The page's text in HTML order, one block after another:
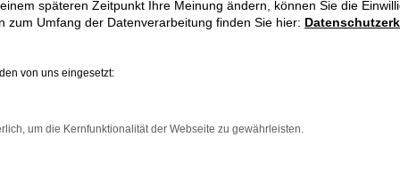
bestimmter Seiten verhindern. Funktioniert die Seite in
späteren Zeitpunkt Ihre Meinung ändern, können Sie die
zum Umfang der Datenverarbeitung finden Sie hier:
von uns eingesetzt:
um die Kernfunktionalität der Webseite zu gewährleisten.